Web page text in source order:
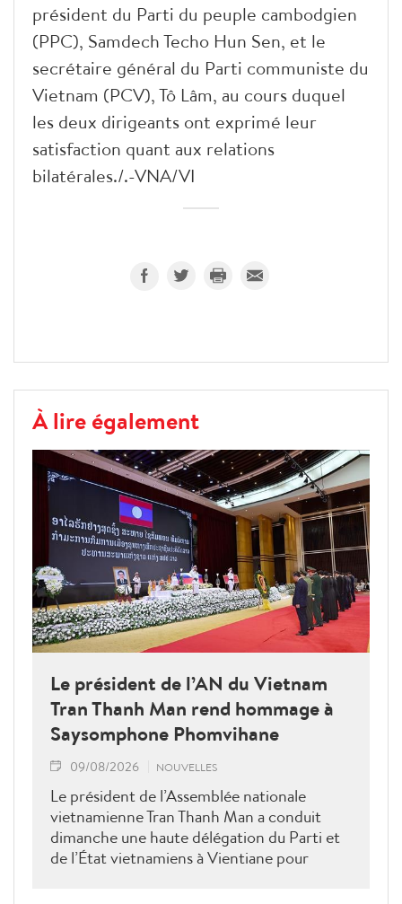
président du Parti du peuple cambodgien
(PPC), Samdech Techo Hun Sen, et le
secrétaire général du Parti communiste du
Vietnam (PCV), Tô Lâm, au cours duquel
les deux dirigeants ont exprimé leur
satisfaction quant aux relations
bilatérales./.-VNA/VI
À lire également
Le président de l’AN du Vietnam
Tran Thanh Man rend hommage à
Saysomphone Phomvihane
09/08/2026 NOUVELLES
Le président de l’Assemblée nationale
vietnamienne Tran Thanh Man a conduit
dimanche une haute délégation du Parti et
de l’État vietnamiens à Vientiane pour